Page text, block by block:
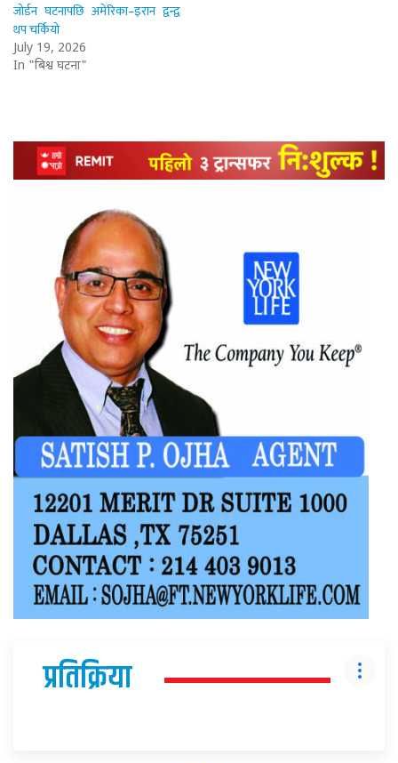
जोर्डन घटनापछि अमेरिका–इरान द्वन्द्व
थप चर्कियो
July 19, 2026
In "बिश्व घटना"
प्रतिक्रिया